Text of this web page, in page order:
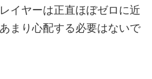
イヤーは正直ほぼゼロに近
まり心配する必要はないで